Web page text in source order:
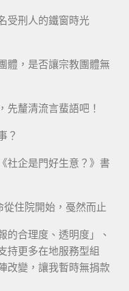
受刑人的鐵窗時光
體，是否讓宗教團體無
先釐清流言蜚語吧！
？
社企是門好生意？》書
從住院開始，戞然而止
的合理度、透明度」、
持更多在地服務型組
改變，讓我暫時無捐款